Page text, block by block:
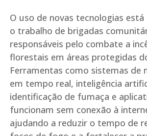
O uso de novas tecnologias
o trabalho de brigadas
responsáveis pelo combate a
florestais em áreas protegidas
Ferramentas como sistemas de
em tempo real, inteligência
identificação de fumaça e
funcionam sem conexão à
ajudando a reduzir o tempo de